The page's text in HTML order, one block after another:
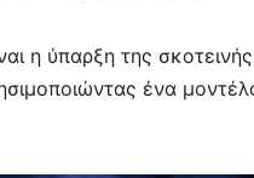
η ύπαρξη της
ένα